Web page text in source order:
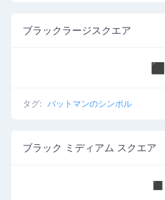
ブラックラージスクエア
⬛
タグ: バットマンのシンボル
ブラック ミディアム スクエア
◼️